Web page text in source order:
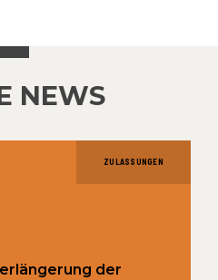
NEWS
ZULASSUNGEN
der